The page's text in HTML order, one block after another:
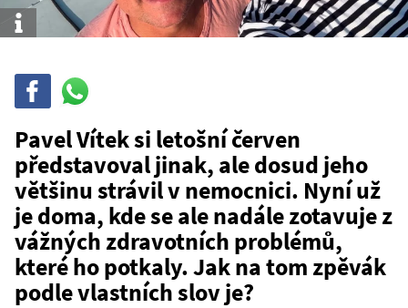
Info
Sdílej
WhatsAppu
Pavel Vítek si letošní červen
představoval jinak, ale dosud jeho
většinu strávil v nemocnici. Nyní už
je doma, kde se ale nadále zotavuje z
vážných zdravotních problémů,
které ho potkaly. Jak na tom zpěvák
podle vlastních slov je?